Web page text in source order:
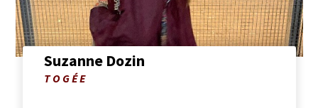
PhotoSuzanne Dozin
TOGÉE